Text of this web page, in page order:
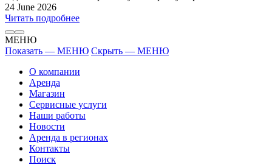
24 June 2026
Читать подробнее
МЕНЮ
Показать — МЕНЮ Скрыть — МЕНЮ
О компании
Аренда
Магазин
Сервисные услуги
Наши работы
Новости
Аренда в регионах
Контакты
Поиск